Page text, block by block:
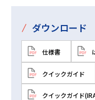
/ ダウンロード
仕様書
クイックガイド
クイックガイド